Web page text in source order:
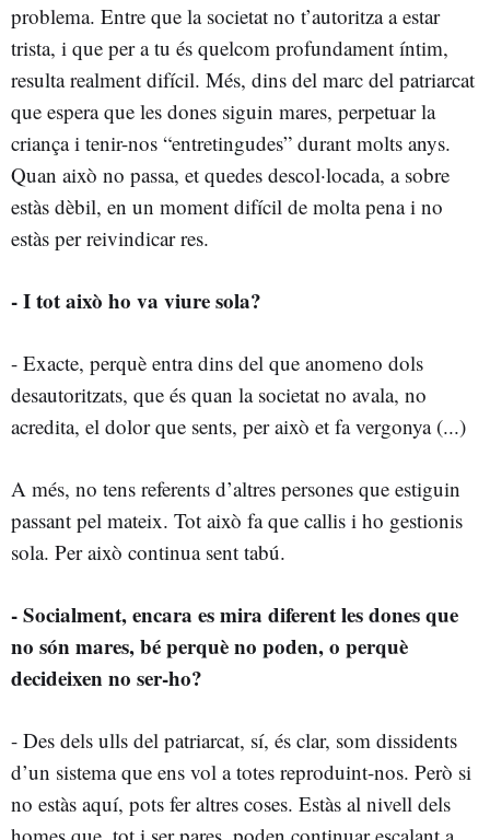
problema. Entre que la societat no t’autoritza a estar
trista, i que per a tu és quelcom profundament íntim,
resulta realment difícil. Més, dins del marc del patriarcat
que espera que les dones siguin mares, perpetuar la
criança i tenir-nos “entretingudes” durant molts anys.
Quan això no passa, et quedes descol·locada, a sobre
estàs dèbil, en un moment difícil de molta pena i no
estàs per reivindicar res.
- I tot això ho va viure sola?
- Exacte, perquè entra dins del que anomeno dols
desautoritzats, que és quan la societat no avala, no
acredita, el dolor que sents, per això et fa vergonya (...)
A més, no tens referents d’altres persones que estiguin
passant pel mateix. Tot això fa que callis i ho gestionis
sola. Per això continua sent tabú.
- Socialment, encara es mira diferent les dones que
no són mares, bé perquè no poden, o perquè
decideixen no ser-ho?
- Des dels ulls del patriarcat, sí, és clar, som dissidents
d’un sistema que ens vol a totes reproduint-nos. Però si
no estàs aquí, pots fer altres coses. Estàs al nivell dels